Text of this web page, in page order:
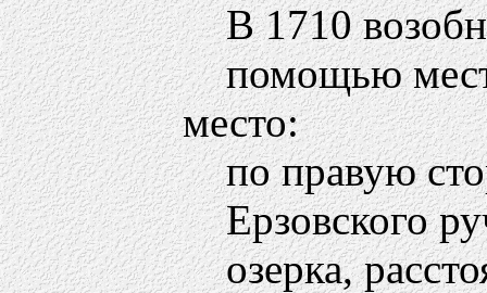
В 1710
помощью
место:
по правую
Ерзовского
озерка,